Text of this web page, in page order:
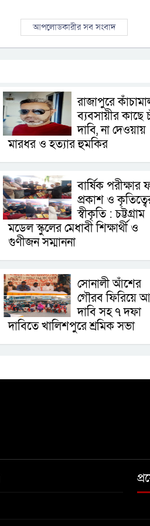
আপলোডকারীর সব সংবাদ
রাজাপুরে
ব্যবসায়ীর কাছে
দাবি, না দেওয়ায়
মারধর ও হত্যার হুমকির
বার্ষিক পরীক্ষার
প্রকাশ ও
স্বীকৃতি : চট্টগ্রাম
মডেল স্কুলের মেধাবী শিক্ষার্থী ও
গুণীজন সম্মাননা
সোনালী আঁশের
গৌরব ফিরিয়ে
দাবি সহ ৭ দফা
দাবিতে খালিশপুরে শ্রমিক সভা